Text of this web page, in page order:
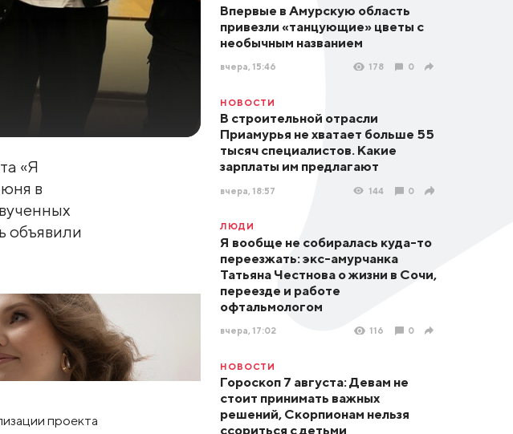
«Я
в
объявили
проекта
Впервые в Амурскую область
привезли «танцующие» цветы с
необычным названием
вчера, 15:46 178 0
НОВОСТИ
В строительной отрасли
Приамурья не хватает больше 55
тысяч специалистов. Какие
зарплаты им предлагают
вчера, 18:57 144 0
ЛЮДИ
Я вообще не собиралась куда-то
переезжать: экс-амурчанка
Татьяна Честнова о жизни в Сочи,
переезде и работе
офтальмологом
вчера, 17:02 116 0
НОВОСТИ
Гороскоп 7 августа: Девам не
стоит принимать важных
решений, Скорпионам нельзя
ссориться с детьми